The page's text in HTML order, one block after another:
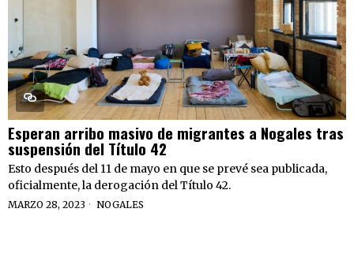
Esperan arribo masivo de migrantes a Nogales tras
suspensión del Título 42
Esto después del 11 de mayo en que se prevé sea publicada,
oficialmente, la derogación del Título 42.
MARZO 28, 2023 NOGALES